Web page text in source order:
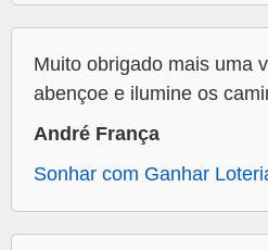
Muito obrigado mais uma
abençoe e ilumine os
André França
Sonhar com Ganhar